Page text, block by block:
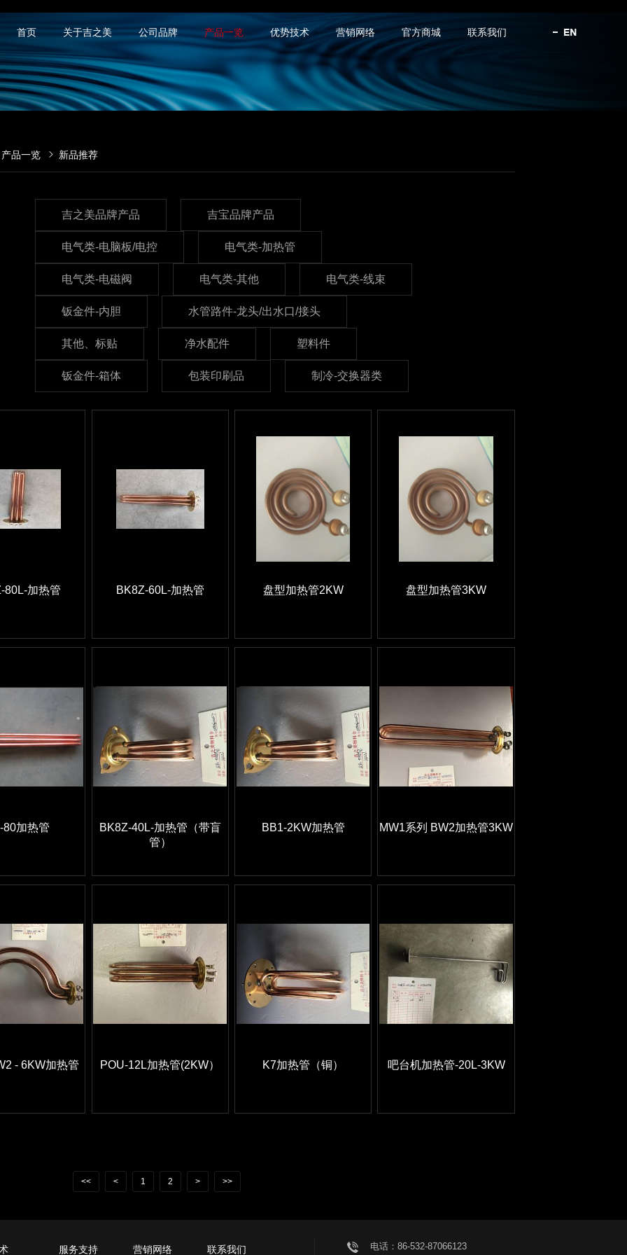
首页 关于吉之美 公司品牌 产品一览 优势技术 营销网络 官方商城 联系我们
产品一览 新品推荐
吉之美品牌产品 吉宝品牌产品
电气类-电脑板/电控 电气类-加热管
电气类-电磁阀 电气类-其他 电气类-线束
钣金件-内胆 水管路件-龙头/出水口/接头
其他、标贴 净水配件 塑料件
钣金件-箱体 包装印刷品 制冷-交换器类
80L-加热管 BK8Z-60L-加热管 盘型加热管2KW 盘型加热管3KW
80加热管
BK8Z-40L-加热管（带盲
管）
BB1-2KW加热管 MW1系列 BW2加热管3KW
- 6KW加热管 POU-12L加热管(2KW） K7加热管（铜） 吧台机加热管-20L-3KW
<< < 1 2 > >>
服务支持 营销网络 联系我们 电话：86-532-87066123